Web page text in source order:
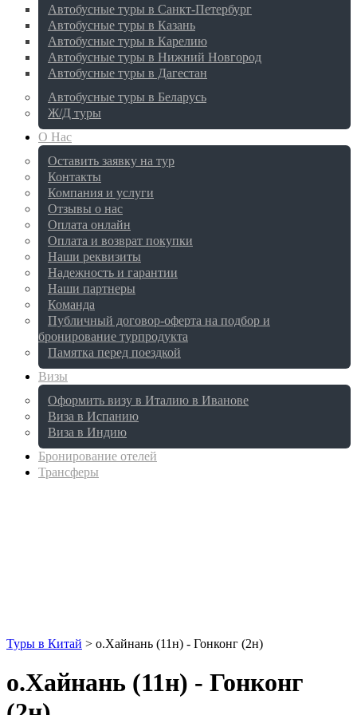
Автобусные туры в Санкт-Петербург
Автобусные туры в Казань
Автобусные туры в Карелию
Автобусные туры в Нижний Новгород
Автобусные туры в Дагестан
Автобусные туры в Беларусь
Ж/Д туры
О Нас
Оставить заявку на тур
Контакты
Компания и услуги
Отзывы о нас
Оплата онлайн
Оплата и возврат покупки
Наши реквизиты
Надежность и гарантии
Наши партнеры
Команда
Публичный договор-оферта на подбор и
бронирование турпродукта
Памятка перед поездкой
Визы
Оформить визу в Италию в Иванове
Виза в Испанию
Виза в Индию
Бронирование отелей
Трансферы
Туры в Китай > о.Хайнань (11н) - Гонконг (2н)
о.Хайнань (11н) - Гонконг